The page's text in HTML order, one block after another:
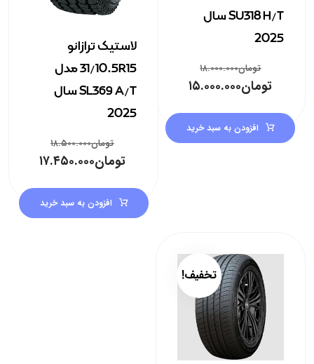
SU318 H/T سال
2025
تومان۱۸.۰۰۰.۰۰۰
تومان۱۵.۰۰۰.۰۰۰
افزودن به سبد خرید
لاستیک ترازانو
31/10.5R15 مدل
SL369 A/T سال
2025
تومان۱۸.۵۰۰.۰۰۰
تومان۱۷.۴۵۰.۰۰۰
افزودن به سبد خرید
تخفیف!